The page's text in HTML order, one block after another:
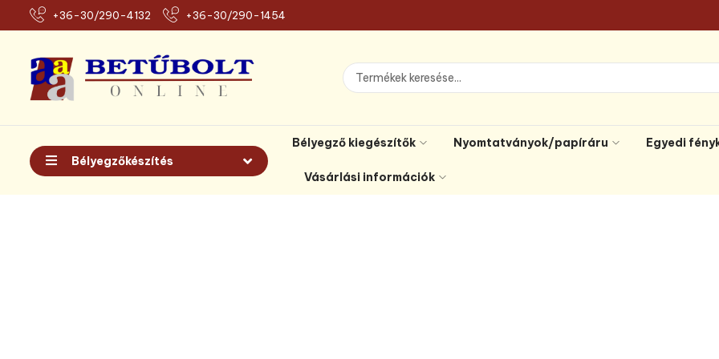
+36-30/290-4132 +36-30/290-1454
Bélyegzőkészítés
Bélyegző kiegészítők Nyomtatványok/papíráru Egyedi
Vásárlási információk